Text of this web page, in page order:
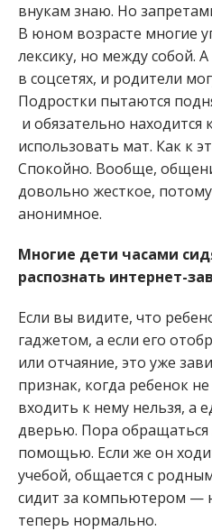
внукам знаю. Но
В юном возрасте многие
лексику, но между собой.
в соцсетях, и родители
Подростки пытаются
и обязательно находится
использовать мат. Как к
Спокойно. Вообще,
довольно жесткое,
анонимное.
Многие дети часами
распознать интернет-
Если вы видите, что
гаджетом, а если его
или отчаяние, это уже
признак, когда ребенок
входить к нему нельзя, а
дверью. Пора обращаться
помощью. Если же он
учебой, общается с
сидит за компьютером —
теперь нормально.